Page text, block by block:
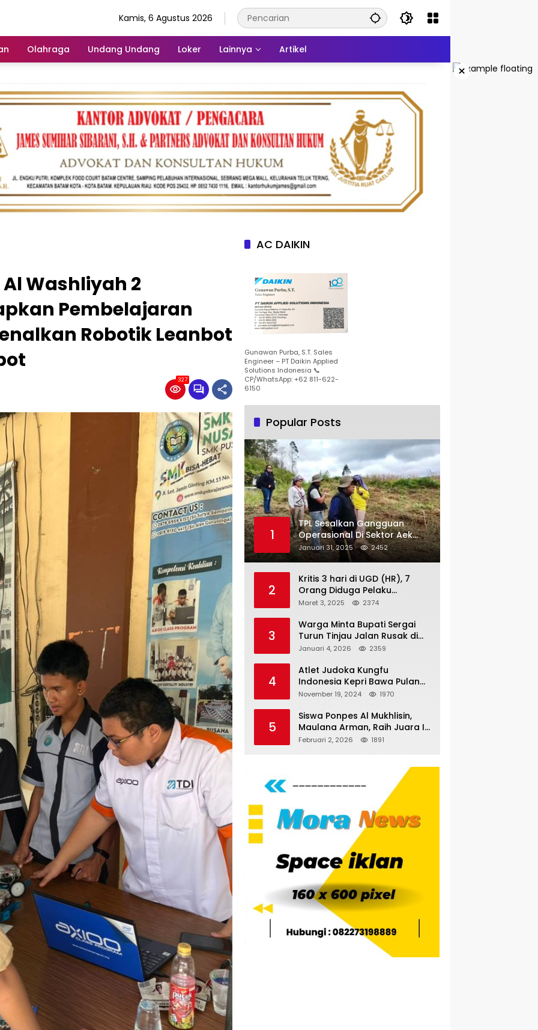
Kamis, 6 Agustus 2026
Olahraga Undang Undang Loker Lainnya Artikel
×
Al Washliyah 2
Pembelajaran
Robotik Leanbot
327
AC DAIKIN
Gunawan Purba, S.T. Sales
Engineer – PT Daikin Applied
Solutions Indonesia 📞
CP/WhatsApp: +62 811-622-
6150
Popular Posts
1
TPL Sesalkan Gangguan
Operasional Di Sektor Aek
Nauli
Januari 31, 2025 2452
2
Kritis 3 hari di UGD (HR), 7
Orang Diduga Pelaku
Pengeroyokan di Lift KTV
Kantor Hukum JAP
Pertanyakan Kinerja Polresta
Tanjungpinang
Maret 3, 2025 2374
3
Warga Minta Bupati Sergai
Turun Tinjau Jalan Rusak di
Dusun 4 Desa Sei Periuk
Januari 4, 2026 2359
4
Atlet Judoka Kungfu
Indonesia Kepri Bawa Pulang
11 Medali Pra Fornas bogor, 3
November 19, 2024 1970
5
Siswa Ponpes Al Mukhlisin,
Maulana Arman, Raih Juara I
Taekwondo Junior Putra di
Februari 2, 2026 1891